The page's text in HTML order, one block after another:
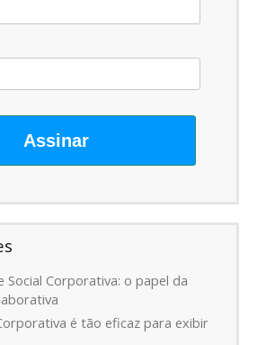
Assinar
Social Corporativa: o papel da
é tão eficaz para exibir